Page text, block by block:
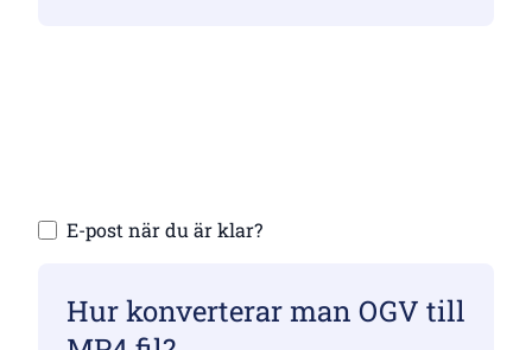
E-post när du är klar?
Hur konverterar man OGV till